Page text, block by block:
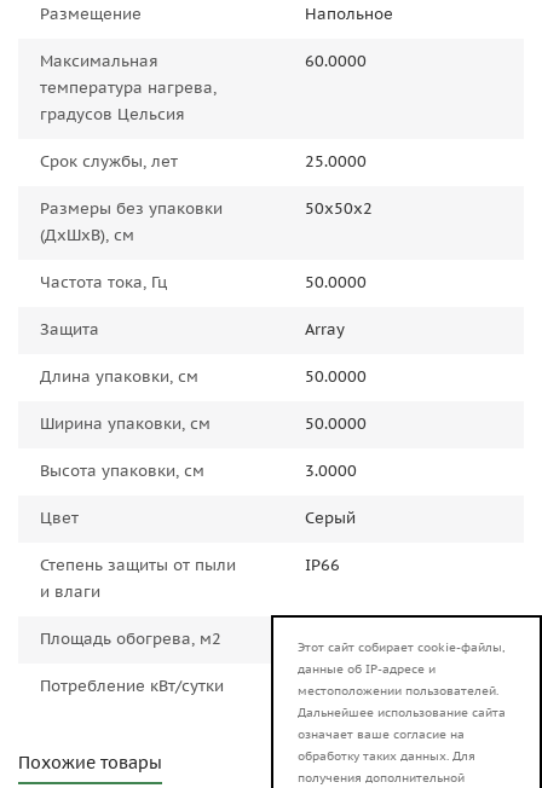
Размещение Напольное
Максимальная
температура нагрева,
градусов Цельсия
60.0000
Срок службы, лет 25.0000
Размеры без упаковки
(ДxШxВ), см
50x50x2
Частота тока, Гц 50.0000
Защита Array
Длина упаковки, см 50.0000
Ширина упаковки, см 50.0000
Высота упаковки, см 3.0000
Цвет Серый
Степень защиты от пыли
и влаги
IP66
Площадь обогрева, м2
Потребление кВт/сутки 1.2
Похожие товары
Этот сайт собирает cookie-файлы,
данные об IP-адресе и
местоположении пользователей.
Дальнейшее использование сайта
означает ваше согласие на
обработку таких данных. Для
получения дополнительной